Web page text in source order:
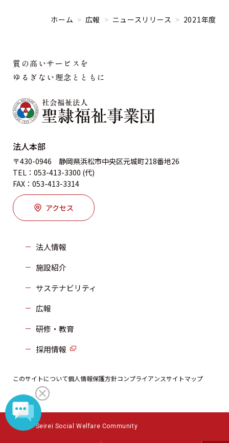
ホーム > 広報 > ニュースリリース > 2021年度
質の高いサービスを
ゆるぎない理念とともに
法人本部
〒430-0946 静岡県浜松市中央区元城町218番地26
TEL：053-413-3300 (代)
FAX：053-413-3314
アクセス
法人情報
施設紹介
サステナビリティ
広報
研修・教育
採用情報
このサイトについて個人情報保護方針コンプライアンスサイトマップ
©2023 Seirei Social Welfare Community